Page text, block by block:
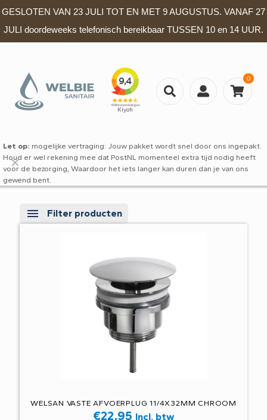
GESLOTEN VAN 23 JULI TOT EN MET 9 AUGUSTUS. VANAF 27
JULI doordeweeks telefonisch bereikbaar TUSSEN 10 en 14 UUR.
0
Let op: mogelijke vertraging: Jouw pakket wordt snel door ons ingepakt.
Houd er wel rekening mee dat PostNL momenteel extra tijd nodig heeft
voor de bezorging, Waardoor het iets langer kan duren dan je van ons
gewend bent.
✕
Filter producten
WELSAN VASTE AFVOERPLUG 11/4X32MM CHROOM
€22,95 Incl. btw